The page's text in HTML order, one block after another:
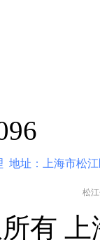
地址：上海市松
有